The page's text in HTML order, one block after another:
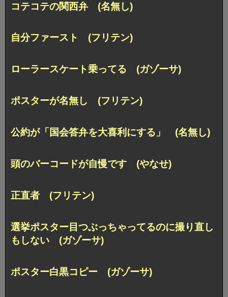
コテコテの関西弁 (名無し)
自分ファースト (フリテン)
ローラースケート乗ってる (ガゾーサ)
ポスターが名無し (フリテン)
公約が「国会答弁を大喜利にする」 (名無し)
頭のバーコードが自慢です (やなせ)
正直者 (フリテン)
選挙ポスター目つぶっちゃってるのに撮り直し
もしない (ガゾーサ)
ポスター白黒コピー (ガゾーサ)